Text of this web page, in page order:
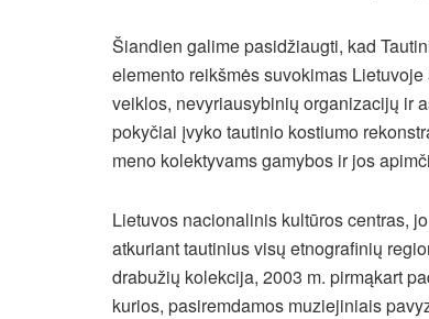
Šiandien galime pasidžiaugti, kad
elemento reikšmės suvokimas
veiklos, nevyriausybinių organizacijų ir
pokyčiai įvyko tautinio kostiumo
meno kolektyvams gamybos ir jos
Lietuvos nacionalinis kultūros centras,
atkuriant tautinius visų etnografinių
drabužių kolekcija, 2003 m. pirmąkart
kurios, pasiremdamos muziejiniais